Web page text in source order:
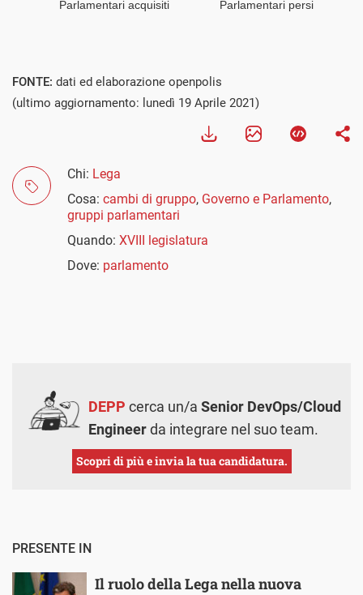
FONTE: dati ed elaborazione openpolis
(ultimo aggiornamento: lunedì 19 Aprile 2021)
Chi: Lega
Cosa: cambi di gruppo, Governo e Parlamento,
gruppi parlamentari
Quando: XVIII legislatura
Dove: parlamento
DEPP cerca un/a Senior DevOps/Cloud
Engineerda integrare nel suo team.
Scopri di più e invia la tua candidatura.
PRESENTE IN
Il ruolo della Lega nella nuova